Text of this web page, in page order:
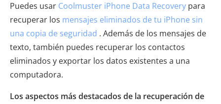
Puedes usar Coolmuster iPhone Data Recovery para
recuperar los mensajes eliminados de tu iPhone sin
una copia de seguridad . Además de los mensajes de
texto, también puedes recuperar los contactos
eliminados y exportar los datos existentes a una
computadora.
Los aspectos más destacados de la recuperación de